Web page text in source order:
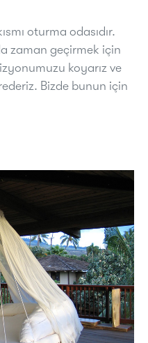
oturma odasıdır.
zaman geçirmek için
koyarız ve
Bizde bunun için